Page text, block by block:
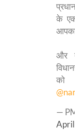
के एक
आपका
और
को
—